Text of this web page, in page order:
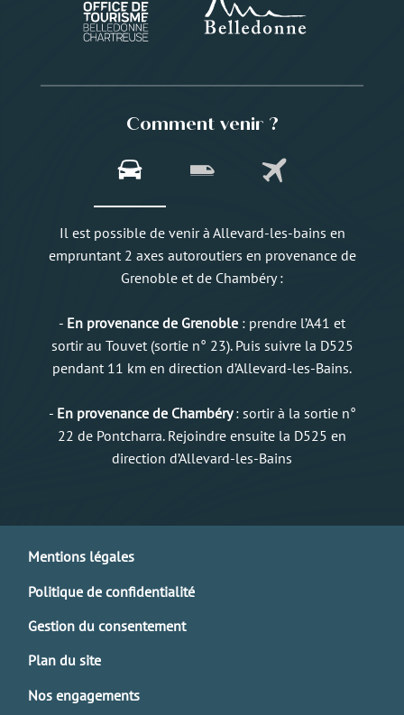
Comment venir ?
Il est possible de venir à Allevard-les-bains en
empruntant 2 axes autoroutiers en provenance de
Grenoble et de Chambéry :
- En provenance de Grenoble : prendre l’A41 et
sortir au Touvet (sortie n° 23). Puis suivre la D525
pendant 11 km en direction d’Allevard-les-Bains.
- En provenance de Chambéry: sortir à la sortie n°
22 de Pontcharra. Rejoindre ensuite la D525 en
direction d’Allevard-les-Bains
Mentions légales
Politique de confidentialité
Gestion du consentement
Plan du site
Nos engagements